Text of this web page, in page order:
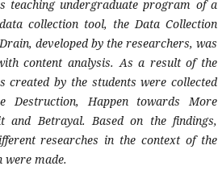
teaching undergraduate program of a
collection tool, the Data Collection
developed by the researchers, was
content analysis. As a result of the
created by the students were collected
Destruction, Happen towards More
and Betrayal. Based on the findings,
researches in the context of the
made.